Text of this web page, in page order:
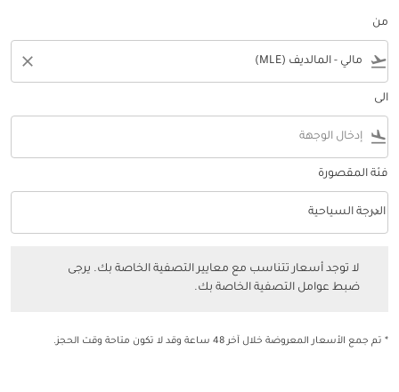
من
flight_takeoff
close
الى
flight_land
فئة المقصورة
فئة المقصورة option الدرجة السياحية Selected
الدرجة السياحية
keyboard_arrow_down
لا توجد أسعار تتناسب مع معايير التصفية الخاصة بك. يرجى
ضبط عوامل التصفية الخاصة بك.
* تم جمع الأسعار المعروضة خلال آخر 48 ساعة وقد لا تكون متاحة وقت الحجز.